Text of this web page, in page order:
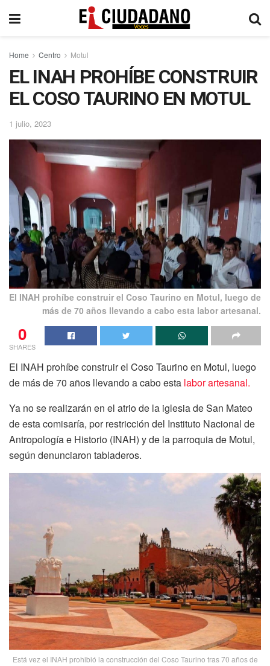
Home Centro Motul
EL INAH PROHÍBE CONSTRUIR
EL COSO TAURINO EN MOTUL
1 julio, 2023
El INAH prohíbe construir el Coso Taurino en Motul, luego de
más de 70 años llevando a cabo esta labor artesanal.
0
SHARES
El INAH prohíbe construir el Coso Taurino en Motul, luego
de más de 70 años llevando a cabo esta labor artesanal.
Ya no se realizarán en el atrio de la iglesia de San Mateo
de esta comisaría, por restricción del Instituto Nacional de
Antropología e Historio (INAH) y de la parroquia de Motul,
según denunciaron tabladeros.
Está vez el INAH prohibió la construcción del Coso Taurino tras 70 años de